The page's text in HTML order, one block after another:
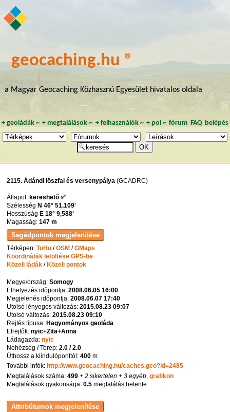
geocaching.hu ®
a Magyar Geocaching Közhasznú Egyesület hivatalos oldala
+ geoládák~ +megtalálások ~ + felhasználók~ + poi~ fórum FAQ belépés
2115. Ádándi löszfal és versenypálya (GCADRC)
Állapot:kereshető ✅
SzélességN 46° 51,109'
HosszúságE 18° 9,588'
Magasság:147 m
Térképen:TuHu /OSM /GMaps
Koordináták letöltése GPS-be
Közeli ládák /Közeli pontok
Megye/ország:Somogy
Elhelyezés időpontja:2008.06.05 16:00
Megjelenés időpontja:2008.06.07 17:40
Utolsó lényeges változás:2015.08.23 09:07
Utolsó változás:2015.08.23 09:10
Rejtés típusa:Hagyományos geoláda
Elrejtők:nyic+Zita+Anna
Ládagazda:nyic
Nehézség / Terep:2.0 / 2.0
Úthossz a kiindulóponttól:400 m
További infók: http://www.geocaching.hu/caches.geo?id=2485
Megtalálások száma:499 + 2 sikertelen + 3 egyéb,grafikon
Megtalálások gyakorisága:0.5 megtalálás hetente